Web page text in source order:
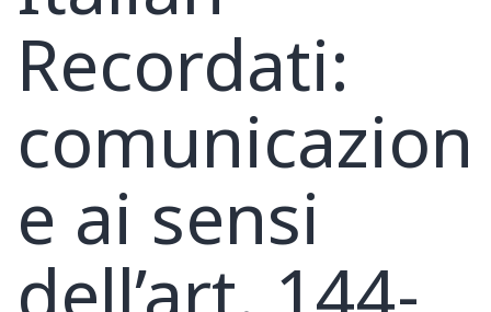
Recordati:
comunicazion
e ai sensi